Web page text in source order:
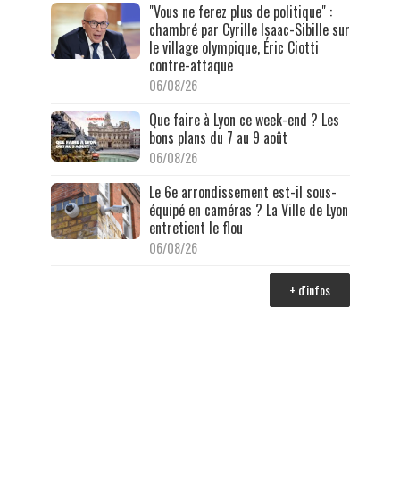
"Vous ne ferez plus de politique" :
chambré par Cyrille Isaac-Sibille sur
le village olympique, Éric Ciotti
contre-attaque
06/08/26
Que faire à Lyon ce week-end ? Les
bons plans du 7 au 9 août
06/08/26
Le 6e arrondissement est-il sous-
équipé en caméras ? La Ville de Lyon
entretient le flou
06/08/26
+ d'infos